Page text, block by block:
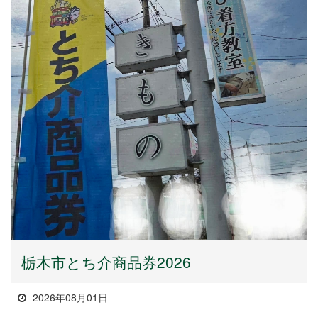
栃木市とち介商品券2026
2026年08月01日